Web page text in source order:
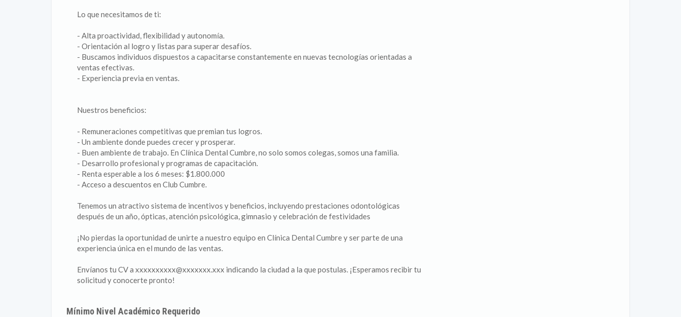
Lo que necesitamos de ti:
- Alta proactividad, flexibilidad y autonomía.
- Orientación al logro y listas para superar desafíos.
- Buscamos individuos dispuestos a capacitarse constantemente en nuevas tecnologías orientadas a
ventas efectivas.
- Experiencia previa en ventas.
Nuestros beneficios:
- Remuneraciones competitivas que premian tus logros.
- Un ambiente donde puedes crecer y prosperar.
- Buen ambiente de trabajo. En Clínica Dental Cumbre, no solo somos colegas, somos una familia.
- Desarrollo profesional y programas de capacitación.
- Renta esperable a los 6 meses: $1.800.000
- Acceso a descuentos en Club Cumbre.
Tenemos un atractivo sistema de incentivos y beneficios, incluyendo prestaciones odontológicas
después de un año, ópticas, atención psicológica, gimnasio y celebración de festividades
¡No pierdas la oportunidad de unirte a nuestro equipo en Clínica Dental Cumbre y ser parte de una
experiencia única en el mundo de las ventas.
Envíanos tu CV a xxxxxxxxxx@xxxxxxx.xxx indicando la ciudad a la que postulas. ¡Esperamos recibir tu
solicitud y conocerte pronto!
Mínimo Nivel Académico Requerido